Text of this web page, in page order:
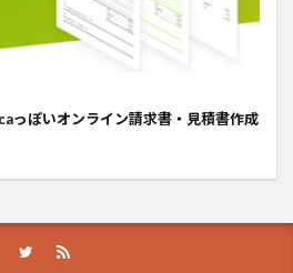
っぽいオンライン請求書・見積書作成